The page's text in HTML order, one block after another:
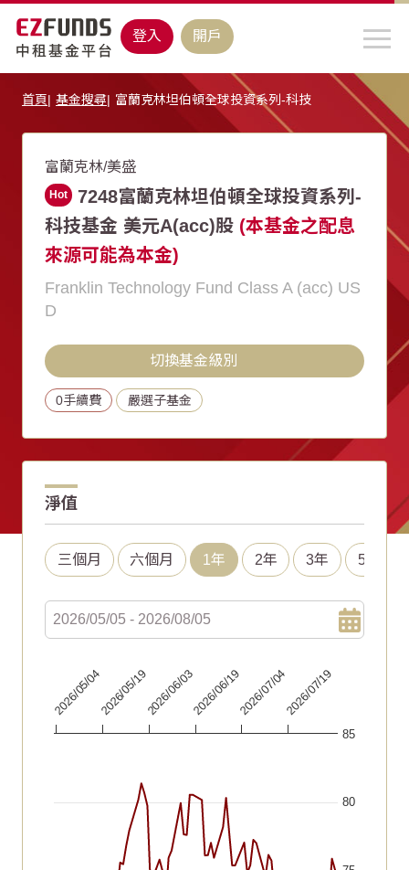
登入 開戶
首頁 基金搜尋 富蘭克林坦伯頓全球投資系列-科技
富蘭克林/美盛
Hot
7248富蘭克林坦伯頓全球投資系列-
科技基金 美元A(acc)股 (本基金之配息
來源可能為本金)
Franklin Technology Fund Class A (acc) US
D
切換基金級別
0手續費 嚴選子基金
淨值
三個月 六個月 1年 2年 3年 5年
Line chart with 67 data points.
The chart has 1 X axis displaying Time. Data ranges
80
85
2026/05/042026/05/192026/06/032026/06/192026/07/042026/07/19